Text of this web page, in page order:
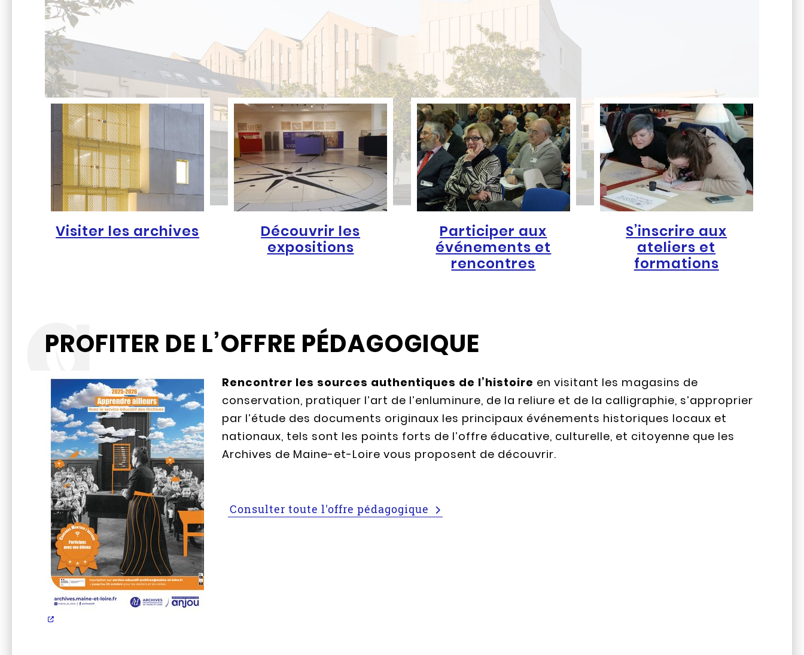
Visiter les archives
Découvrir les
expositions
Participer aux
événements et
rencontres
S’inscrire aux
ateliers et
formations
PROFITER DE L’OFFRE PÉDAGOGIQUE
Rencontrer les sources authentiques de l’histoire en visitant les magasins de
conservation, pratiquer l’art de l’enluminure, de la reliure et de la calligraphie, s’approprier
par l’étude des documents originaux les principaux événements historiques locaux et
nationaux, tels sont les points forts de l’offre éducative, culturelle, et citoyenne que les
Archives de Maine-et-Loire vous proposent de découvrir.
Consulter toute l'offre pédagogique